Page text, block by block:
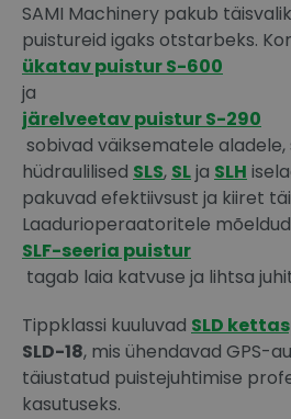
SAMI Machinery pakub
puistureid igaks otstarbeks.
ükatav puistur S-600
ja
järelveetav puistur S-290
sobivad väiksematele aladele,
hüdraulilised SLS, SLja SLH
pakuvad efektiivsust ja kiiret
Laadurioperaatoritele mõeldud
SLF-seeria puistur
tagab laia katvuse ja lihtsa
Tippklassi kuuluvad SLD
SLD-18, mis ühendavad GPS-
täiustatud puistejuhtimise
kasutuseks.